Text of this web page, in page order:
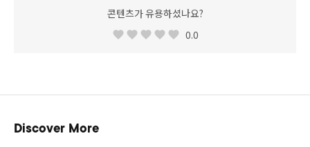
콘텐츠가 유용하셨나요?
0.0
Discover More